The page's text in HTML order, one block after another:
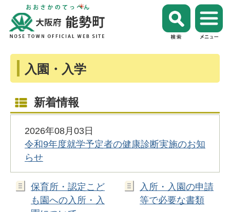
入園・入学
新着情報
2026年08月03日
令和9年度就学予定者の健康診断実施のお知
らせ
保育所・認定こど
も園への入所・入
入所・入園の申請
等で必要な書類